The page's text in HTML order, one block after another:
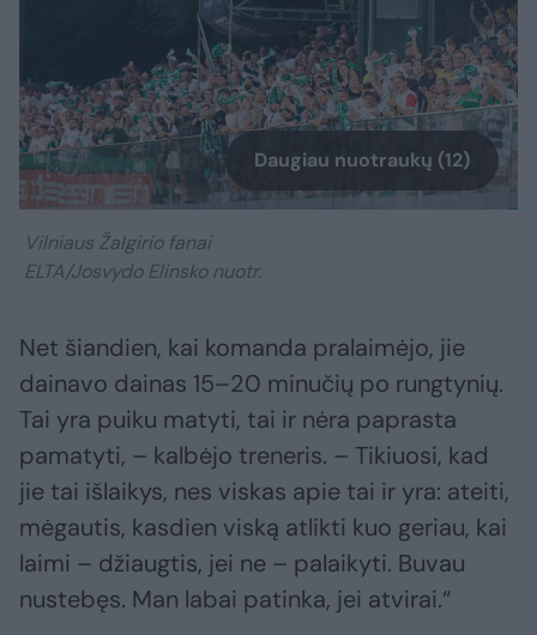
Daugiau nuotraukų (12)
Vilniaus Žalgirio fanai
ELTA/Josvydo Elinsko nuotr.
Net šiandien, kai komanda pralaimėjo, jie
dainavo dainas 15–20 minučių po rungtynių.
Tai yra puiku matyti, tai ir nėra paprasta
pamatyti, – kalbėjo treneris. – Tikiuosi, kad
jie tai išlaikys, nes viskas apie tai ir yra: ateiti,
mėgautis, kasdien viską atlikti kuo geriau, kai
laimi – džiaugtis, jei ne – palaikyti. Buvau
nustebęs. Man labai patinka, jei atvirai.“